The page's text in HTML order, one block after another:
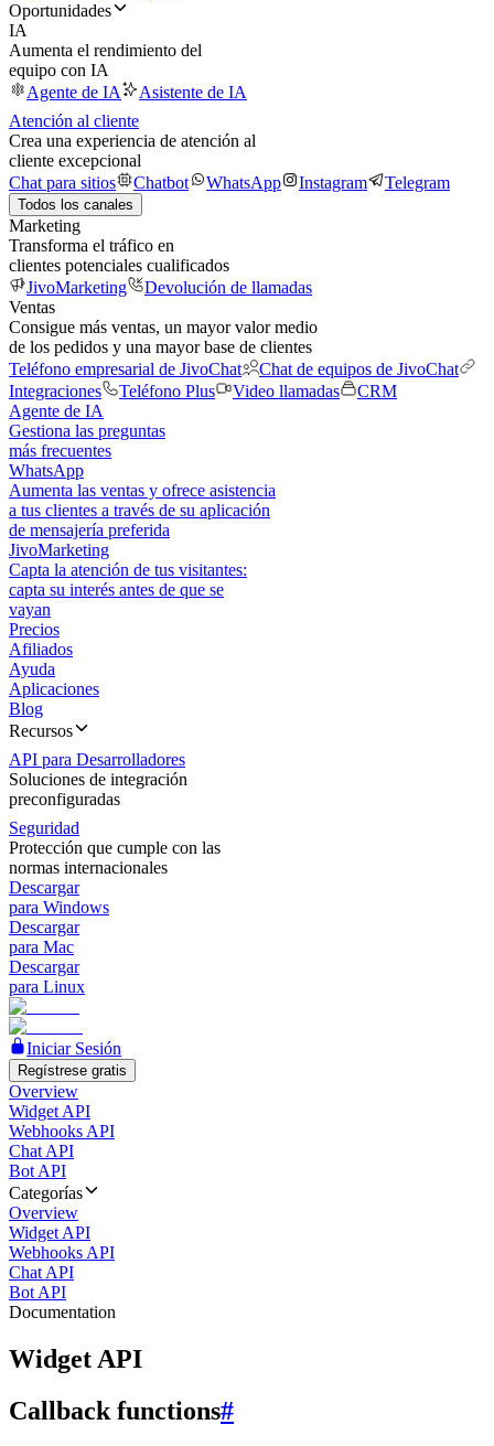
Oportunidades
IA
Aumenta el rendimiento del
equipo con IA
Agente de IA
Asistente de IA
Atención al cliente
Crea una experiencia de atención al
cliente excepcional
Chat para sitios
Chatbot WhatsApp Instagram Telegram
Todos los canales
Marketing
Transforma el tráfico en
clientes potenciales cualificados
JivoMarketing
Devolución de llamadas
Ventas
Consigue más ventas, un mayor valor medio
de los pedidos y una mayor base de clientes
Teléfono empresarial de JivoChat
Chat de equipos de JivoChat
Integraciones
Teléfono Plus Video llamadas
CRM
Agente de IA
Gestiona las preguntas
más frecuentes
WhatsApp
Aumenta las ventas y ofrece asistencia
a tus clientes a través de su aplicación
de mensajería preferida
JivoMarketing
Capta la atención de tus visitantes:
capta su interés antes de que se
vayan
Precios
Afiliados
Ayuda
Aplicaciones
Blog
Recursos
API para Desarrolladores
Soluciones de integración
preconfiguradas
Seguridad
Protección que cumple con las
normas internacionales
Descargar
para Windows
Descargar
para Mac
Descargar
para Linux
Iniciar Sesión
Regístrese gratis
Overview
Widget API
Webhooks API
Chat API
Bot API
Categorías
Overview
Widget API
Webhooks API
Chat API
Bot API
Documentation
Widget API
Callback functions#